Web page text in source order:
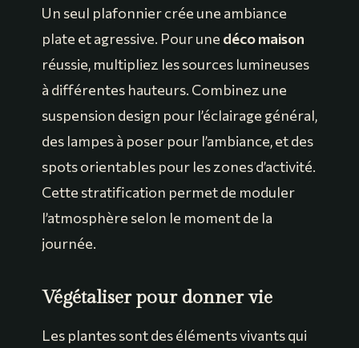
Un seul plafonnier crée une ambiance
plate et agressive. Pour une déco maison
réussie, multipliez les sources lumineuses
à différentes hauteurs. Combinez une
suspension design pour l’éclairage général,
des lampes à poser pour l’ambiance, et des
spots orientables pour les zones d’activité.
Cette stratification permet de moduler
l’atmosphère selon le moment de la
journée.
Végétaliser pour donner vie
Les plantes sont des éléments vivants qui